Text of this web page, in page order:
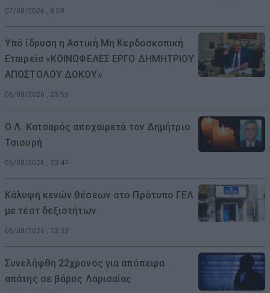
07/08/2026 , 8:58
Υπό ίδρυση η Αστική Μη Κερδοσκοπική
Εταιρεία «ΚΟΙΝΩΦΕΛΕΣ ΕΡΓΟ ΔΗΜΗΤΡΙΟΥ
ΑΠΟΣΤΟΛΟΥ ΔΟΚΟΥ»
06/08/2026 , 23:55
Ο Λ. Κατσαρός αποχαιρετά τον Δημήτριο
Τσιουρή
06/08/2026 , 23:47
Κάλυψη κενών θέσεων στο Πρότυπο ΓΕΛ
με τέστ δεξιοτήτων
06/08/2026 , 23:33
Συνελήφθη 22χρονος για απόπειρα
απάτης σε βάρος Λαρισαίας